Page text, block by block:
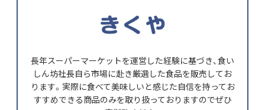
長年スーパーマーケットを運営した経験に基づき、食い
しん坊社長自ら市場に赴き厳選した食品を販売してお
ります。実際に食べて美味しいと感じた自信を持ってお
すすめできる商品のみを取り扱っておりますのでぜひ